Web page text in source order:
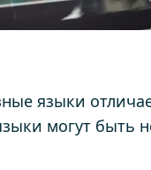
языки
могут быть